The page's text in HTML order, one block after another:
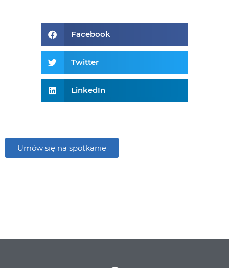
Facebook
Twitter
LinkedIn
Umów się na spotkanie